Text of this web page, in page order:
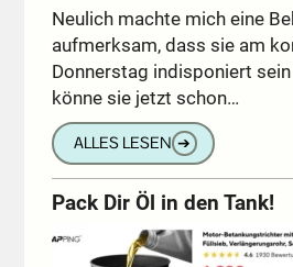
Neulich machte mich eine
aufmerksam, dass sie am
Donnerstag indisponiert
könne sie jetzt schon…
ALLES LESEN ➔
Pack Dir Öl in den Tank!